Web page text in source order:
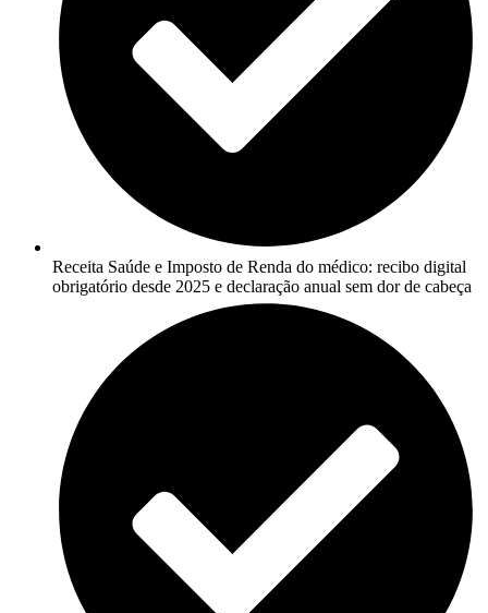
Receita Saúde e Imposto de Renda do médico: recibo digital
obrigatório desde 2025 e declaração anual sem dor de cabeça